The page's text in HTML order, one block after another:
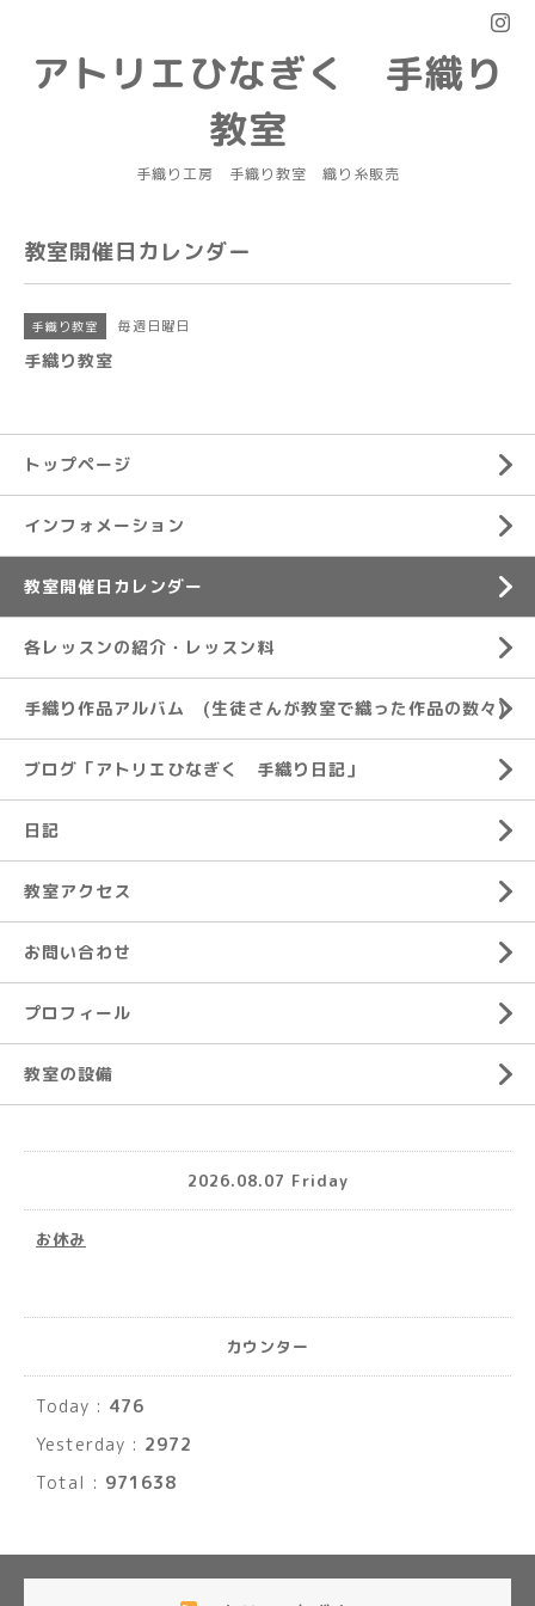
アトリエひなぎく 手織り
教室
手織り工房 手織り教室 織り糸販売
教室開催日カレンダー
手織り教室 毎週日曜日
手織り教室
トップページ
インフォメーション
教室開催日カレンダー
各レッスンの紹介・レッスン料
手織り作品アルバム (生徒さんが教室で織った作品の数々)
ブログ「アトリエひなぎく 手織り日記」
日記
教室アクセス
お問い合わせ
プロフィール
教室の設備
2026.08.07 Friday
お休み
カウンター
Today : 476
Yesterday : 2972
Total : 971638